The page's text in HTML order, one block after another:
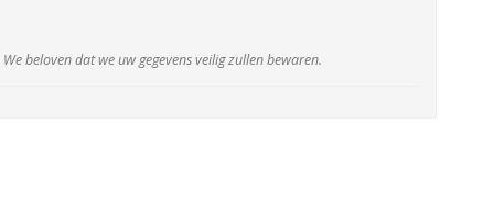
beloven dat we uw gegevens veilig zullen bewaren.